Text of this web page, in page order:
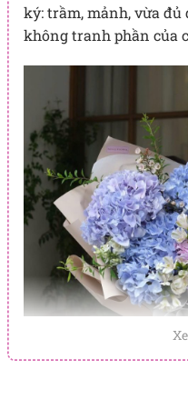
ký: trầm, mảnh, vừa đủ
không tranh phần của